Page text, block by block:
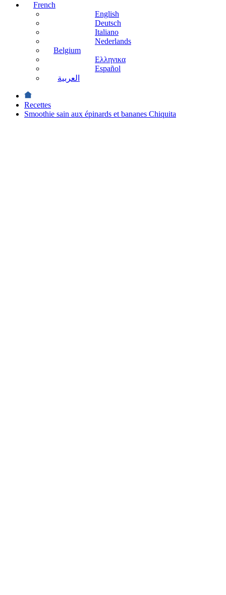
French
English
Deutsch
Italiano
Nederlands
Belgium
Ελληνικα
Español
العربية
Recettes
Smoothie sain aux épinards et bananes Chiquita